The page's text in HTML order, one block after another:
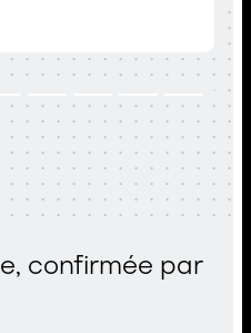
confirmée par